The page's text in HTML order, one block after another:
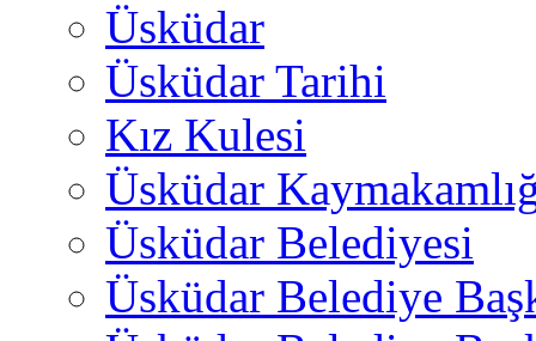
Üsküdar
Üsküdar Tarihi
Kız Kulesi
Üsküdar
Üsküdar Belediyesi
Üsküdar Belediye